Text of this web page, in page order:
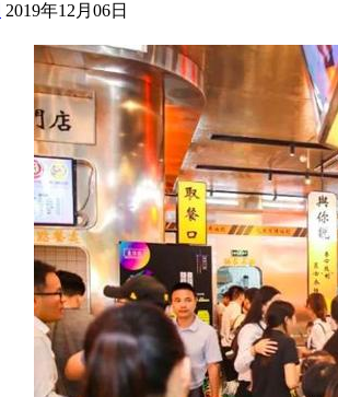
2019年12月06日